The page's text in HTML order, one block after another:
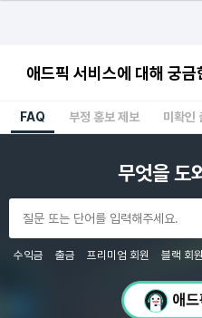
애드픽 서비스에 대해 궁
FAQ 부정 홍보 제보 미확인
무엇을 도
수익금 출금 프리미엄 회원 블랙 회원